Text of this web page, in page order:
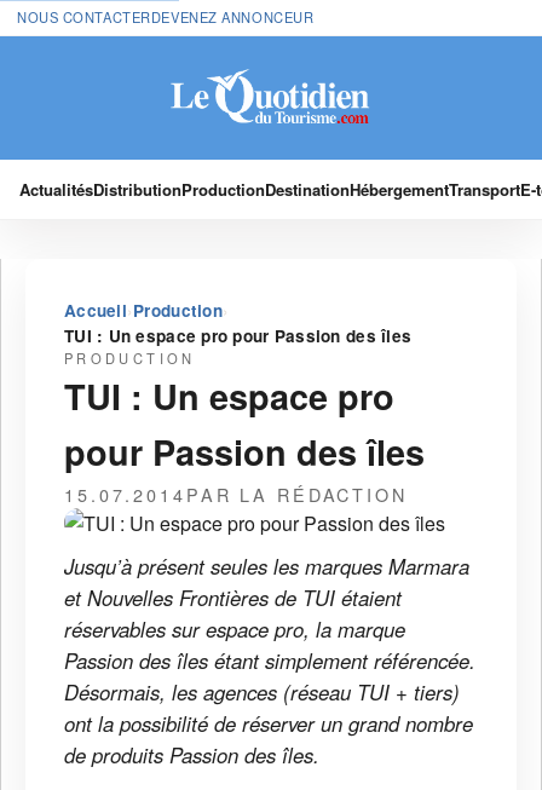
NOUS CONTACTERDEVENEZ ANNONCEUR
ActualitésDistributionProductionDestinationHébergementTransport
Accueil›Production›
TUI : Un espace pro pour Passion des îles
PRODUCTION
TUI : Un espace pro
pour Passion des îles
15.07.2014PAR LA RÉDACTION
Jusqu’à présent seules les marques Marmara
et Nouvelles Frontières de TUI étaient
réservables sur espace pro, la marque
Passion des îles étant simplement référencée.
Désormais, les agences (réseau TUI + tiers)
ont la possibilité de réserver un grand nombre
de produits Passion des îles.